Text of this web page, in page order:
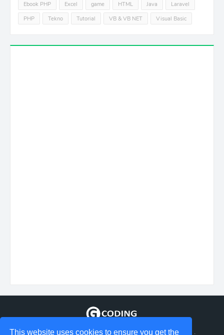
This website uses cookies to ensure you get the
Ebook PHP
Excel game HTML Java
Laravel
PHP
Tekno Tutorial VB & VB NET Visual Basic